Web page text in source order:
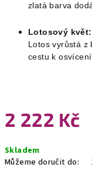
zlatá barva
Lotosový květ:
Lotos vyrůstá z
cestu k
2 222 Kč
cena:
Skladem
Můžeme doručit do: